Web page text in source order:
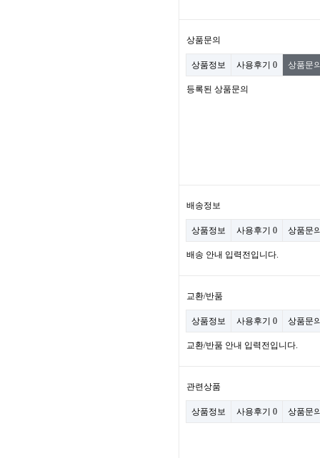
상품문의
상품정보 사용후기 0 상품문
등록된 상품문의
배송정보
상품정보 사용후기 0 상품문
배송 안내 입력전입니다.
교환/반품
상품정보 사용후기 0 상품문
교환/반품 안내 입력전입니다.
관련상품
상품정보 사용후기 0 상품문